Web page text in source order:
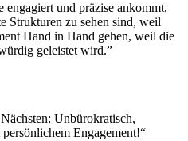
und präzise ankommt,
Strukturen zu sehen sind, weil
Hand in Hand gehen, weil die
geleistet wird.”
Unbürokratisch,
Engagement!“